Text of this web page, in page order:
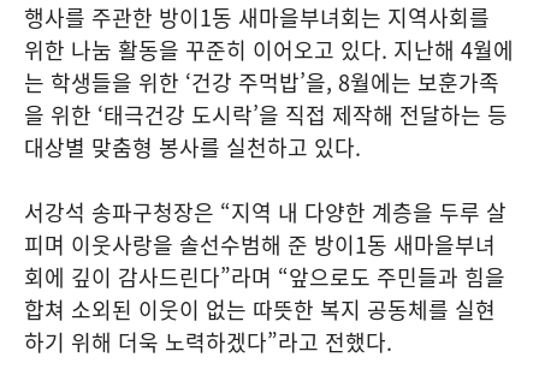
행사를 주관한 방이1동 새마을부녀회는 지역사회를
위한 나눔 활동을 꾸준히 이어오고 있다. 지난해 4월에
는 학생들을 위한 ‘건강 주먹밥’을, 8월에는 보훈가족
을 위한 ‘태극건강 도시락’을 직접 제작해 전달하는 등
대상별 맞춤형 봉사를 실천하고 있다.
서강석 송파구청장은 “지역 내 다양한 계층을 두루 살
피며 이웃사랑을 솔선수범해 준 방이1동 새마을부녀
회에 깊이 감사드린다”라며 “앞으로도 주민들과 힘을
합쳐 소외된 이웃이 없는 따뜻한 복지 공동체를 실현
하기 위해 더욱 노력하겠다”라고 전했다.